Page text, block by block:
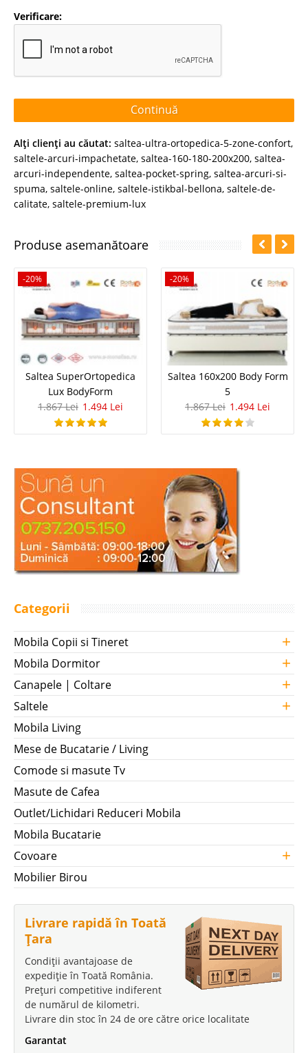
Verificare:
Continuă
Alţi clienţi au căutat: saltea-ultra-ortopedica-5-zone-confort,
saltele-arcuri-impachetate, saltea-160-180-200x200, saltea-
arcuri-independente, saltea-pocket-spring, saltea-arcuri-si-
spuma, saltele-online, saltele-istikbal-bellona, saltele-de-
calitate, saltele-premium-lux
Produse asemanătoare
-20%
Saltea SuperOrtopedica
Lux BodyForm
1.867 Lei 1.494 Lei
-20%
Saltea 160x200 Body Form
5
1.867 Lei 1.494 Lei
Categorii
Mobila Copii si Tineret +
Mobila Dormitor +
Canapele | Coltare +
Saltele +
Mobila Living
Mese de Bucatarie / Living
Comode si masute Tv
Masute de Cafea
Outlet/Lichidari Reduceri Mobila
Mobila Bucatarie
Covoare
+
Mobilier Birou
Livrare rapidă în Toată
Țara
Condiții avantajoase de
expediție în Toată România.
Prețuri competitive indiferent
de numărul de kilometri.
Livrare din stoc în 24 de ore către orice localitate
Garantat